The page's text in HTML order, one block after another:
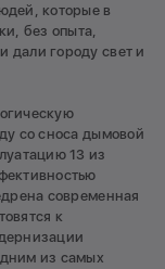
которые в
без опыта,
дали городу свет и
со сноса дымовой
13 из
современная
к
из самых